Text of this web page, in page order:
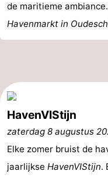
Hoogelandt
Beach
-
Krim
EuroParcs
Texel
-
Kustpark
Texel
-
Sluftervallei
-
Strandhuys
-
de maritieme
Havenmarkt in
HavenVIStijn
zaterdag 8 augustus
Elke zomer bruist de
jaarlijkse HavenVIStijn.